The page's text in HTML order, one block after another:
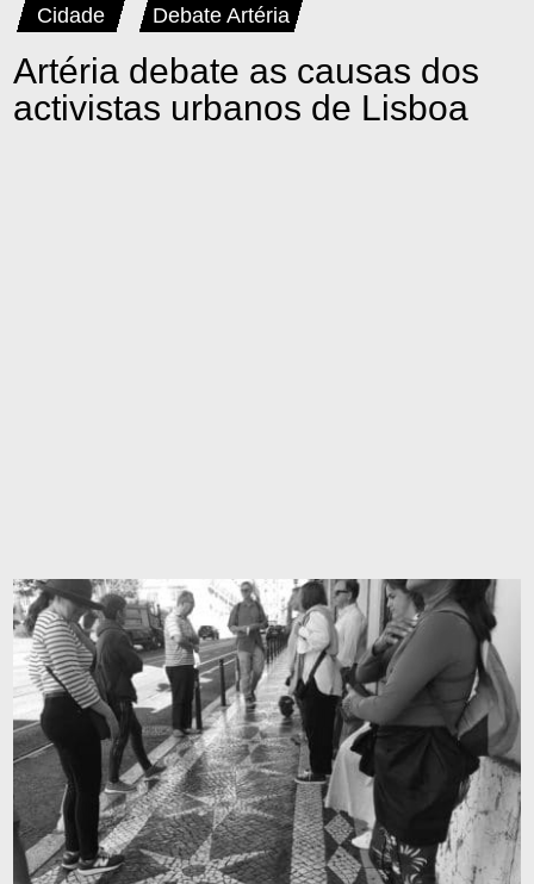
Artéria debate as causas dos
activistas urbanos de Lisboa
Cidade Debate Artéria